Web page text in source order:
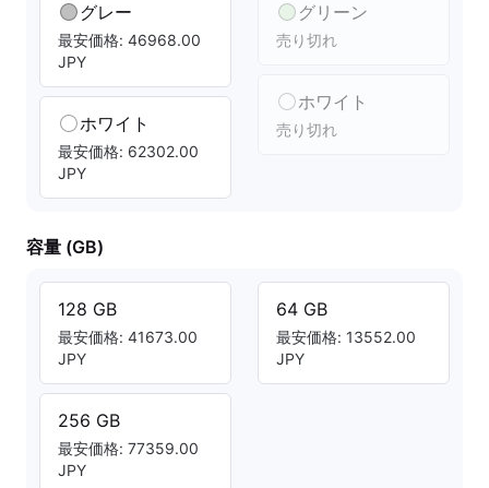
グレー
最安価格: 46968.00
JPY
ホワイト
最安価格: 62302.00
JPY
グリーン
売り切れ
ホワイト
売り切れ
容量 (GB)
128 GB
最安価格: 41673.00
JPY
256 GB
最安価格: 77359.00
JPY
64 GB
最安価格: 13552.00
JPY